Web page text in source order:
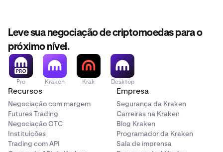
serão liquidados.
Os clientes que possuem SNAPX são incentivados a
sacar ou converter
seus ativos antes da data de
liquidação.
Observação:
Atualmente, o SNAPX possui mercados extremamente
limitados ou inativos. Como resultado, os preços de
liquidação podem estar significativamente abaixo dos
preços de referência recentes e, em alguns casos,
Leve sua negociação de criptomoedas para o
próximo nível.
Pro Kraken Krak Desktop
Recursos
Negociação com margem
Futures Trading
Negociação OTC
Instituições
Trading com API
Empresa
Segurança da Kraken
Carreiras na Kraken
Blog Kraken
Programador da Kraken
Sala de imprensa